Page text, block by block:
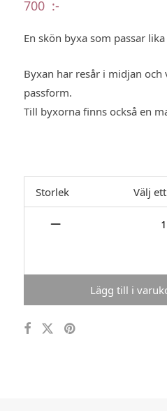
700 :-
En skön byxa som passar
Byxan har resår i midjan
passform.
Till byxorna finns också en
Storlek Välj
Lägg till i